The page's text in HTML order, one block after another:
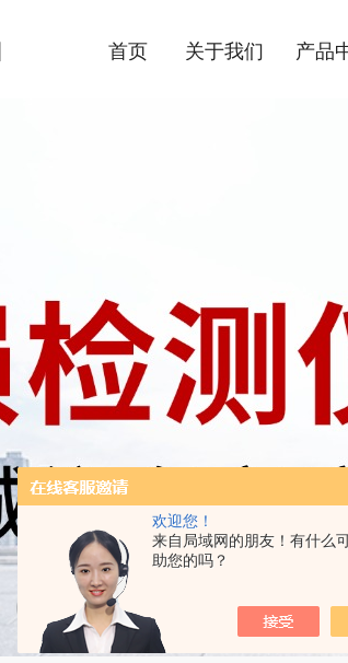
欢迎您！
来自局域网的朋友！有什么
助您的吗？
首页 关于我们 产品
当前位置： 技术文章 实